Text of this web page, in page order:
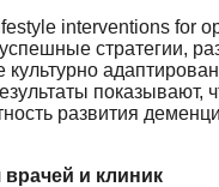
interventions for
стратегии,
культурно
развития
врачей и клиник